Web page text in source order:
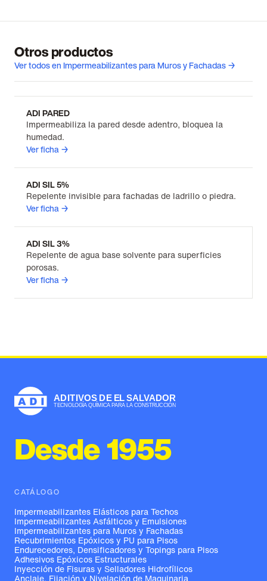
Otros productos
Ver todos en Impermeabilizantes para Muros y Fachadas →
ADI PARED
Impermeabiliza la pared desde adentro, bloquea la
humedad.
Ver ficha →
ADI SIL 5%
Repelente invisible para fachadas de ladrillo o piedra.
Ver ficha →
ADI SIL 3%
Repelente de agua base solvente para superficies
porosas.
Ver ficha →
Desde 1955
CATÁLOGO
Impermeabilizantes Elásticos para Techos
Impermeabilizantes Asfálticos y Emulsiones
Impermeabilizantes para Muros y Fachadas
Recubrimientos Epóxicos y PU para Pisos
Endurecedores, Densificadores y Topings para Pisos
Adhesivos Epóxicos Estructurales
Inyección de Fisuras y Selladores Hidrofílicos
Anclaje, Fijación y Nivelación de Maquinaria